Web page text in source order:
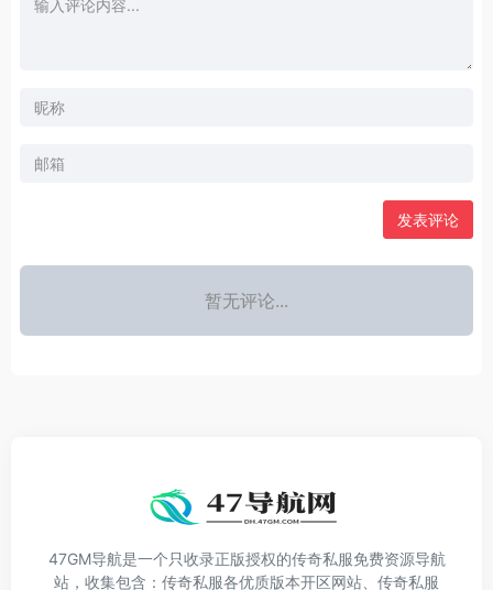
发表评论
暂无评论...
47GM导航是一个只收录正版授权的传奇私服免费资源导航
站，收集包含：传奇私服各优质版本开区网站、传奇私服